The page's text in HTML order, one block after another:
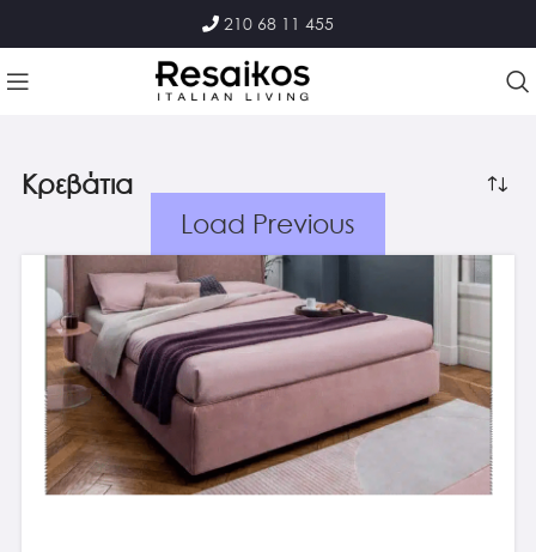
210 68 11 455
Κρεβάτια
Load Previous